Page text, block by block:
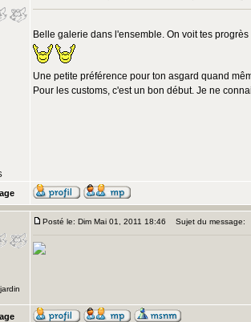
Belle galerie dans l'ensemble. On voit tes
Une petite préférence pour ton asgard quand
Pour les customs, c'est un bon début. Je ne
Posté le: Dim Mai 01, 2011 18:46 Sujet du message: